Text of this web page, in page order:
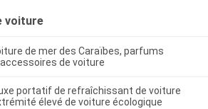
voiture
de mer des Caraïbes, parfums
de voiture
portatif de refraîchissant de voiture
élevé de voiture écologique